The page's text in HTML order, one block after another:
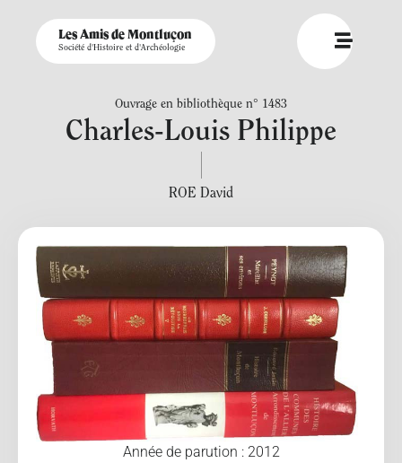
Les Amis de Montluçon
Société d'Histoire et d'Archéologie
Ouvrage en bibliothèque n° 1483
Charles-Louis Philippe
ROE David
Année de parution : 2012